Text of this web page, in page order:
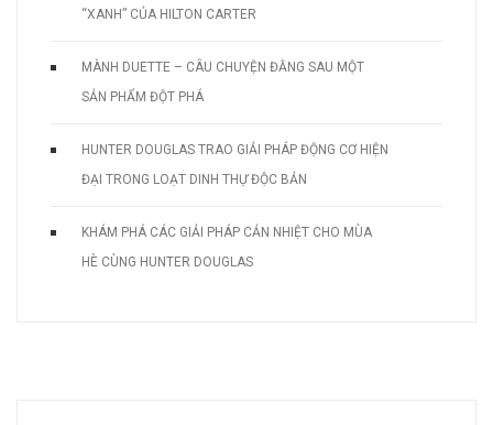
“XANH” CỦA HILTON CARTER
MÀNH DUETTE – CÂU CHUYỆN ĐẰNG SAU MỘT
SẢN PHẨM ĐỘT PHÁ
HUNTER DOUGLAS TRAO GIẢI PHÁP ĐỘNG CƠ HIỆN
ĐẠI TRONG LOẠT DINH THỰ ĐỘC BẢN
KHÁM PHÁ CÁC GIẢI PHÁP CẢN NHIỆT CHO MÙA
HÈ CÙNG HUNTER DOUGLAS